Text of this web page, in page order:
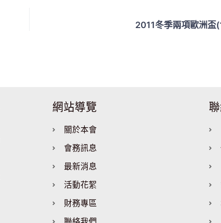
2011冬季兩項歐洲盃
網站導覽
關於本會
會務訊息
最新消息
活動花絮
財務專區